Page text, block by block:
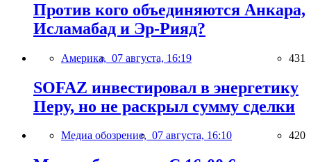
Против кого объединяются Анкара,
Исламабад и Эр-Рияд?
Америка, 07 августа, 16:19 431
SOFAZ инвестировал в энергетику
Перу, но не раскрыл сумму сделки
Медиа обозрение, 07 августа, 16:10 420